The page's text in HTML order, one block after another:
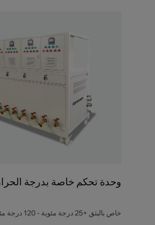
وحدة تحكم خاصة بدرجة
خاص بالبثق +25 درجة مئوية - 120 درجة مئوية